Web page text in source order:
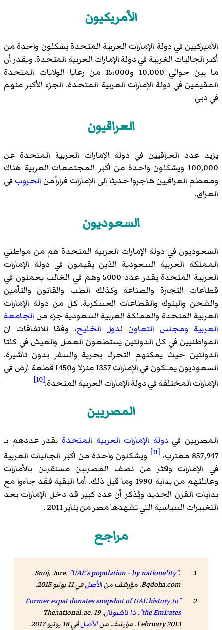
الأمريكيون
الأميركيين في دولة الإمارات العربية المتحدة يشكلون واحدة من
أكبر الجاليات الغربية في دولة الإمارات العربية المتحدة. ويقدر أن
ما بين حوالي 10,000 و15،000 من رعايا الولايات المتحدة
المقيمين في دولة الإمارات العربية المتحدة. الجزء الأكبر منهم
في دبي
العراقيون
يزيد عدد العراقيين في دولة الإمارات العربية المتحدة عن
100,000 ويشكلون واحدة من أكبر المجتمعات العربية هناك
ومعظم العراقيين هاجروا حديثا إلى الإمارات فراراً من الحروبفي
العراق.
السعوديون
السعوديون في دولة الإمارات العربية المتحدة هم من مواطني
المملكة العربية السعودية الذين يقيمون في دولة الإمارات
العربية المتحدة يقدر عدد 5000 وهم في الغالب يعملون في
قطاعات التجارة والصناعة وكذلك الطب والقانون والتأمين
والشحن والبنوك والقطاعات العسكرية. كل من دولة الإمارات
العربية المتحدة والمملكة العربية السعودية جزء من الجامعة
العربية ومجلس التعاون لدول الخليج، وفقا للاتفاقات ان
المواطنيين في كل الدولتين يستطعون العمل والعيش في كلتا
الدولتين حيث يمكنهم التحرك بحرية والسفر بدون تأشيرة.
السعوديون يملكون في الإمارات 1357 منزلا و1450 قطعة أرض في
الإمارات المختلفة في دولة الإمارات العربية المتحدة.[10]
المصريين
المصريين في دولة الإمارات العربية المتحدة يقدر عددهم بـ
857,947 مغترب،
[11]
ويشكلون واحدة من أكبر الجاليات العربية
في الإمارات وأكثر من نصف المصريين مستقرين بالأمارات
وعائلتهم من بداية 1990 وما قبل ذلك. أما البقية فقد جاءوا مع
بدايات القرن الجديد ويُذكر أن عدد كبير قد دخل الإمارات بعد
التغييرات السياسية التي تشهدها مصر من يناير 2011 .
مراجع
Snoj, Jure. "UAE's population - by nationality".
Bqdoha.com. مؤرشف من
الأصلفي 11 يوليو 2015
.
"Former expat donates snapshot of UAE history to
the Emirates"
.ذا ناشيونال . Thenational.ae. 19
February 2013. مؤرشف من
الأصلفي 18 يونيو 2017
.